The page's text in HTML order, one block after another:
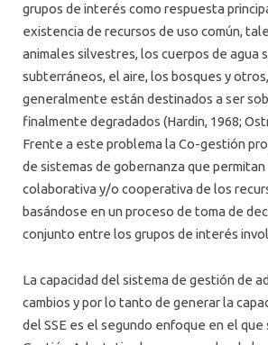
grupos de interés como respuesta
existencia de recursos de uso común,
animales silvestres, los cuerpos de agua
subterráneos, el aire, los bosques y
generalmente están destinados a ser
finalmente degradados (Hardin, 1968;
Frente a este problema la Co-gestión
de sistemas de gobernanza que
colaborativa y/o cooperativa de los
basándose en un proceso de toma de
conjunto entre los grupos de interés
La capacidad del sistema de gestión de
cambios y por lo tanto de generar la
del SSE es el segundo enfoque en el que